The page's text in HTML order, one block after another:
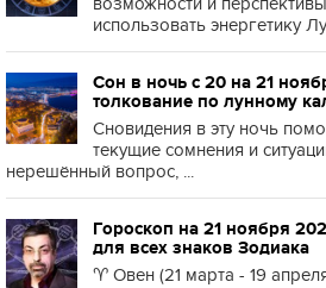
использовать энергетику
Сон в ночь с 20 на 21
толкование по лунному
Сновидения в эту ночь
текущие сомнения и
нерешённый вопрос, ...
Гороскоп на 21 ноября
для всех знаков Зодиака
♈️ Овен (21 марта - 19